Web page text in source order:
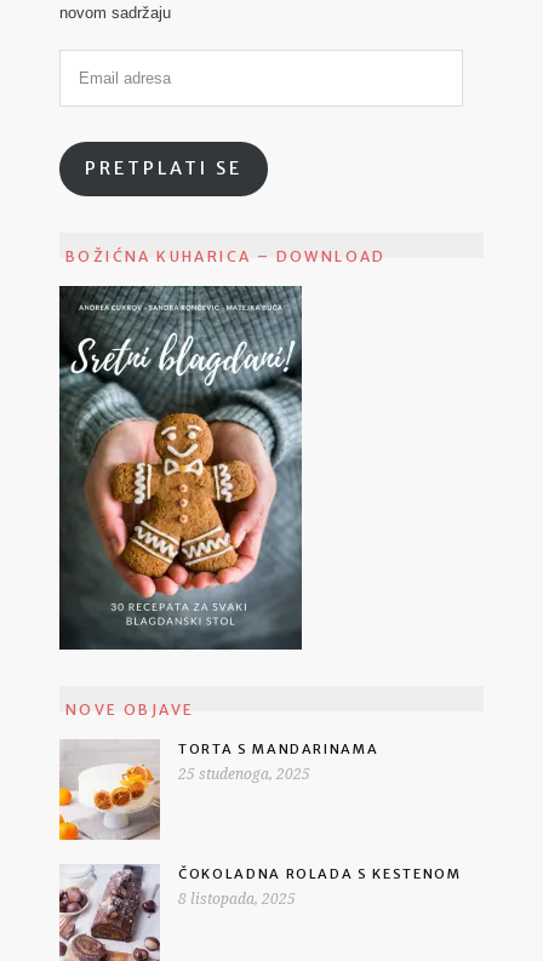
novom sadržaju
PRETPLATI SE
BOŽIĆNA KUHARICA – DOWNLOAD
NOVE OBJAVE
TORTA S MANDARINAMA
25 studenoga, 2025
ČOKOLADNA ROLADA S KESTENOM
8 listopada, 2025